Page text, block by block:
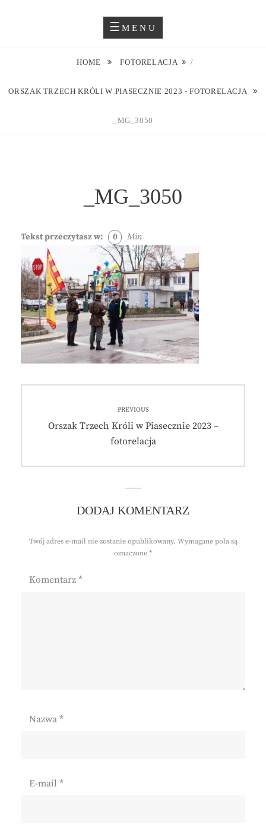
JUSTYNA EWA GROCHOWSKA
MENU
HOME FOTORELACJA /
ORSZAK TRZECH KRÓLI W PIASECZNIE 2023 - FOTORELACJA
_MG_3050
_MG_3050
Tekst przeczytasz w: 0 Min
wpisu
PREVIOUS
Previous
Orszak Trzech Króli w Piasecznie 2023 –
fotorelacja
DODAJ KOMENTARZ
Twój adres e-mail nie zostanie opublikowany. Wymagane pola są
oznaczone *
Komentarz *
Nazwa *
E-mail *